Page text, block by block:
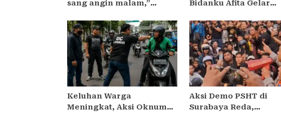
sang angin malam,”
Polres Madiun , ditengarai
tipu Masyarakat 3,5
Milliar
Bidanku Afita Gelar
yang Benar dalam
Peringatan Pekan ASI
Sedunia 2026
Keluhan Warga
Meningkat, Aksi Oknum
Aksi Demo PSHT di
Surabaya Reda,